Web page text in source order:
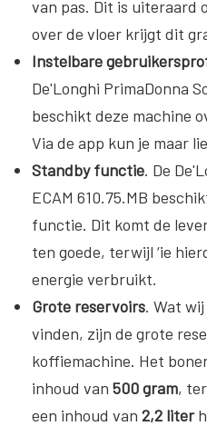
van pas. Dit is uiteraard
over de vloer krijgt dit
Instelbare
De'Longhi PrimaDonna
beschikt deze machine
Via de app kun je maar
Standby functie. De
ECAM 610.75.MB
functie. Dit komt de
ten goede, terwijl ‘ie
energie verbruikt.
Grote reservoirs. Wat
vinden, zijn de grote
koffiemachine. Het
inhoud van 500 gram,
een inhoud van 2,2 liter